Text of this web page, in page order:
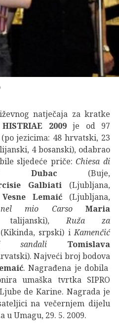
natječaja za kratke
2009je od 97
jezicima: 48 hrvatski, 23
4 bosanski), odabrao
sljedeće priče:Chiesa di
Dubac (Buje,
Galbiati (Ljubljana,
Vesne Lemaić (Ljubljana,
mio Carso
Maria
Ruža za
(Kikinda, srpski) i Kamenčić
Tomislava
Najveći broj bodova
. Nagrađena je dobila
umaška tvrtka SIPRO
de Karine. Nagrada je
na večernjem dijelu
u Umagu, 29. 5. 2009.